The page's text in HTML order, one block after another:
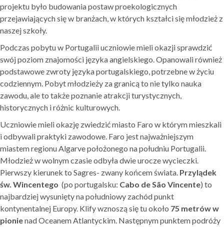
projektu było budowania postaw proekologicznych
przejawiających się w branżach, w których kształci się młodzież z
naszej szkoły.
Podczas pobytu w Portugalii uczniowie mieli okazji sprawdzić
swój poziom znajomości języka angielskiego. Opanowali również
podstawowe zwroty języka portugalskiego, potrzebne w życiu
codziennym. Pobyt młodzieży za granicą to nie tylko nauka
zawodu, ale to także poznanie atrakcji turystycznych,
historycznych i różnic kulturowych.
Uczniowie mieli okazję zwiedzić miasto Faro w którym mieszkali
i odbywali praktyki zawodowe. Faro jest najważniejszym
miastem regionu Algarve położonego na południu Portugalii.
Młodzież w wolnym czasie odbyła dwie urocze wycieczki.
Pierwszy kierunek to Sagres- zwany końcem świata. Przylądek
św. Wincentego (po portugalsku: Cabo de São Vincente) to
najbardziej wysunięty na południowy zachód punkt
kontynentalnej Europy. Klify wznoszą się tu około 75 metrów w
pionienad Oceanem Atlantyckim. Następnym punktem podróży